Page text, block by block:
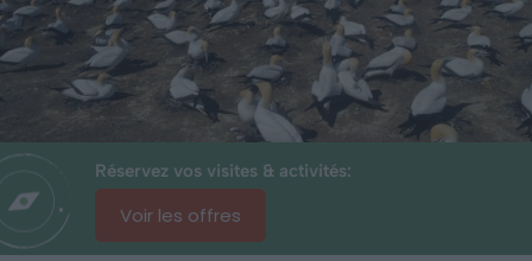
Réservez vos visites & activités:
Voir les offres